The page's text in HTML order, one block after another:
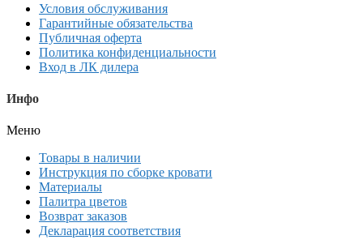
Условия обслуживания
Гарантийные обязательства
Публичная оферта
Политика конфиденциальности
Вход в ЛК дилера
Инфо
Меню
Товары в наличии
Инструкция по сборке кровати
Материалы
Палитра цветов
Возврат заказов
Декларация соответствия